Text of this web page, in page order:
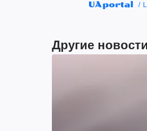
Другие новости